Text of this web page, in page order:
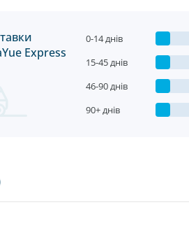
Express
0-14 днів
15-45 днів
46-90 днів
90+ днів